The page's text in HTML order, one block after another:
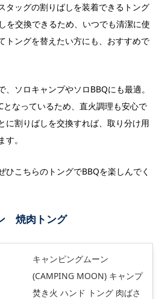
タッグの割りばしを装着できるトング
を交換できるため、いつでも清潔に使
トングを替えたい方にも、おすすめで
ソロキャンプやソロBBQにも最適。
なっているため、直火調理も安心で
に割りばしを交換すれば、取り分け用
。
ひこちらのトングでBBQを楽しんでく
焼肉トング
キャンピングムーン
(CAMPING MOON) キャンプ
焚き火 ハンド トング 肉ばさ